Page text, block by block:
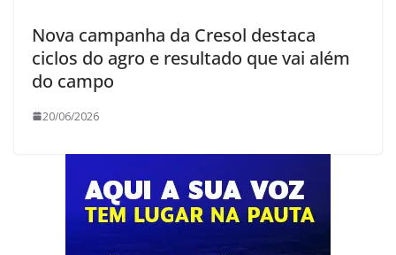
Nova campanha da Cresol destaca
ciclos do agro e resultado que vai além
do campo
20/06/2026